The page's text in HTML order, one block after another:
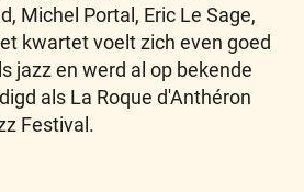
Michel Portal, Eric Le Sage,
kwartet voelt zich even goed
jazz en werd al op bekende
als La Roque d'Anthéron
Festival.